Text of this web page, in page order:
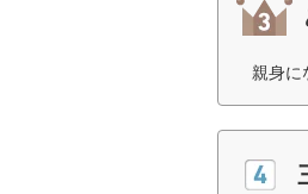
親身に